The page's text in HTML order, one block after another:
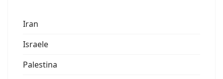
Iran
Israele
Palestina